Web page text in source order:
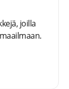
joilla